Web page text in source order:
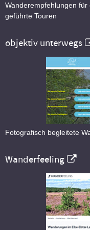
Wanderempfehlungen
geführte Touren
objektiv unterwegs
Fotografisch begleitete
Wanderfeeling